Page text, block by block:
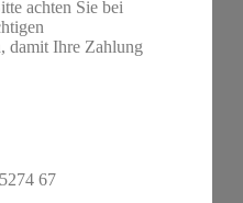
achten Sie bei
damit Ihre Zahlung
67